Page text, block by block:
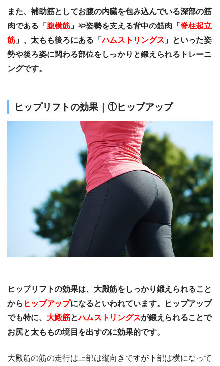
また、補助筋としてお腹の内臓を包み込んでいる深部の筋
肉である「 腹横筋 」や姿勢を支える背中の筋肉「脊柱起立
筋 」、太もも後ろにある「ハムストリングス 」といった姿
勢や後ろ姿に関わる部位をしっかりと鍛えられるトレーニ
ングです。
ヒップリフトの効果｜①ヒップアップ
ヒップリフトの効果は、大殿筋をしっかり鍛えられること
から ヒップアップになるといわれています。ヒップアップ
でも特に、 大殿筋とハムストリングスが鍛えられることで
お尻と太ももの境目を出すのに効果的です。
大殿筋の筋の走行は上部は縦向きですが下部は横になって